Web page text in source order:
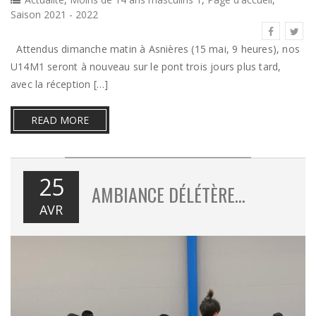
Saison 2021 - 2022
Attendus dimanche matin à Asnières (15 mai, 9 heures), nos
U14M1 seront à nouveau sur le pont trois jours plus tard,
avec la réception […]
READ MORE
25
AVR
AMBIANCE DÉLÉTÈRE…